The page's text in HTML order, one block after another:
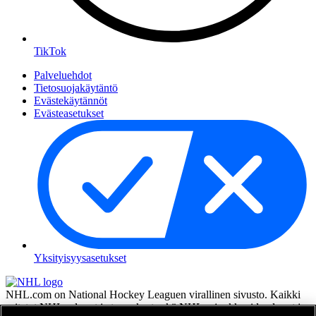
TikTok
Palveluehdot
Tietosuojakäytäntö
Evästekäytännöt
Evästeasetukset
Yksityisyysasetukset
NHL.com on National Hockey Leaguen virallinen sivusto. Kaikki
esitetyt NHL:n logot ja tunnukset sekä NHL:n joukkueiden logot ja